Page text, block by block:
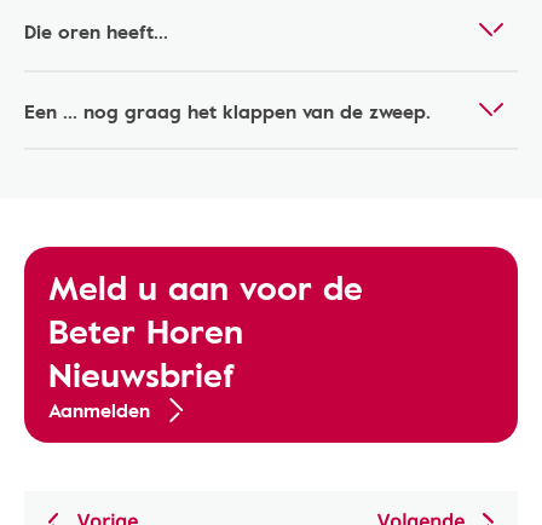
Die oren heeft...
Een ... nog graag het klappen van de zweep.
Meld u aan voor de
Beter Horen
Nieuwsbrief
Aanmelden